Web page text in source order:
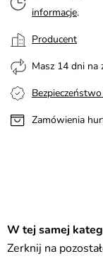
informacje.
Producent
Masz 14 dni
Zamówienia
W tej samej
Zerknij na